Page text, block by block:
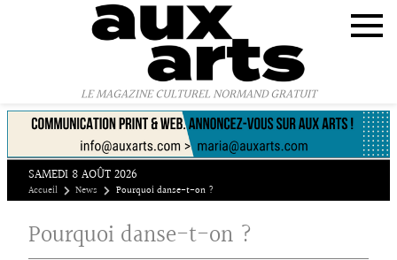
LE MAGAZINE CULTUREL NORMAND GRATUIT
SAMEDI 8 AOÛT 2026
Accueil News Pourquoi danse-t-on ?
Pourquoi danse-t-on ?
Panneau de gestion des cookies